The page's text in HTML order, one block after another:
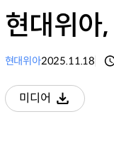
현대위아
현대위아2025.11.18
미디어
다운로드